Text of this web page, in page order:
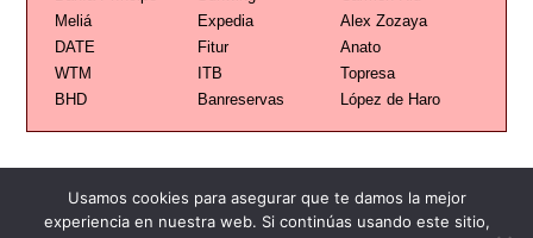
Meliá
Expedia
Alex Zozaya
DATE
Fitur
Anato
WTM
ITB
Topresa
BHD
Banreservas López de Haro
Usamos cookies para asegurar que te damos la mejor
experiencia en nuestra web. Si continúas usando este sitio,